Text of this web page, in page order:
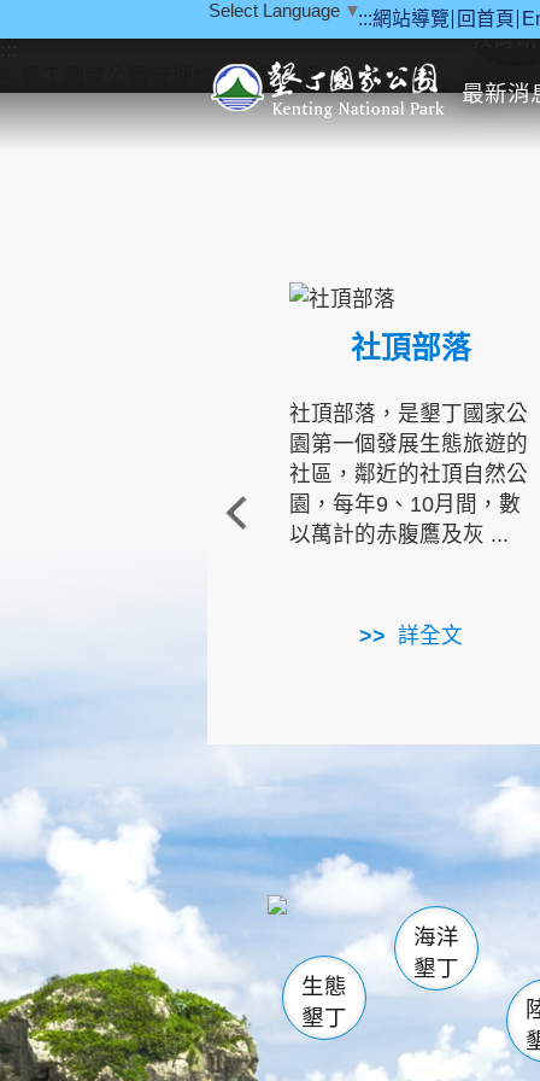
:::網站導覽 回首頁
Select Language ▼
最新消
::: 教育
社頂部落
社頂部落，是墾丁國家公
園第一個發展生態旅遊的
社區，鄰近的社頂自然公
園，每年9、10月間，數
以萬計的赤腹鷹及灰 ...
詳全文
龜山 海生館
恆春
龍鑾潭自
瓊麻館
關山
白砂
生態
墾丁
海洋
墾丁